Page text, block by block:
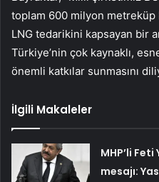
toplam 600 milyon metreküp
LNG tedarikini kapsayan bir
Türkiye’nin çok kaynaklı,
önemli katkılar sunmasını
İlgili Makaleler
MHP’li Feti
mesajı: